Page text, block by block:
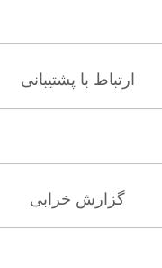
ارتباط با پشتیبانی
گزارش خرابی